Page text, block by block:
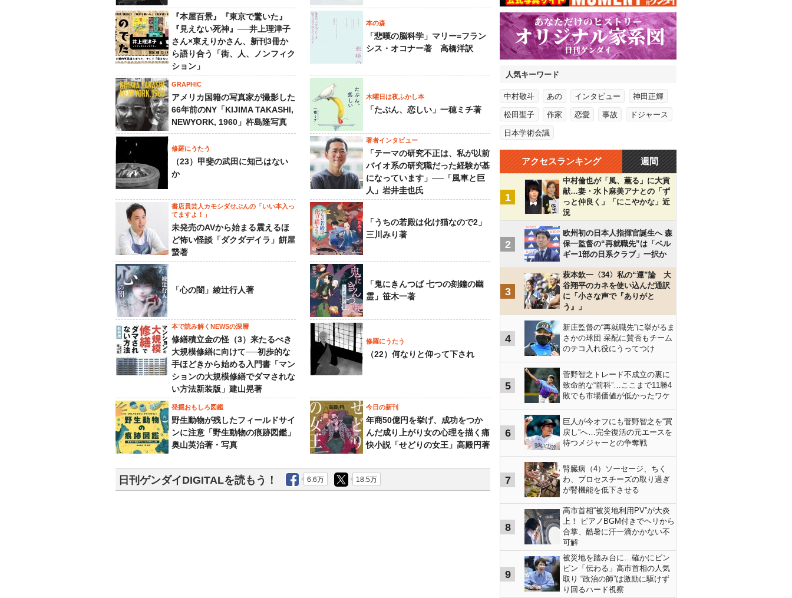
『本屋百景』『東京で驚いた』
『見えない死神』──井上理津子
さん×東えりかさん、新刊3冊か
ら語り合う「街、人、ノンフィク
ション」
本の森
「悲嘆の脳科学」マリー=フラン
シス・オコナー著 高橋洋訳
GRAPHIC
アメリカ国籍の写真家が撮影した
66年前のNY「KIJIMA TAKASHI,
NEWYORK, 1960」杵島隆写真
木曜日は夜ふかし本
「たぶん、恋しい」一穂ミチ著
修羅にうたう
（23）甲斐の武田に知己はない
か
著者インタビュー
「テーマの研究不正は、私が以前
バイオ系の研究職だった経験が基
になっています」──「風車と巨
人」岩井圭也氏
書店員芸人カモシダせぶんの「いい本入っ
てますよ！」
未発売のAVから始まる震えるほ
ど怖い怪談「ダクダデイラ」餠屋
䖸著
「うちの若殿は化け猫なので2」
三川みり著
「心の闇」綾辻行人著
「鬼にきんつば 七つの刻鐘の幽
霊」笹木一著
本で読み解くNEWSの深層
修繕積立金の怪（3）来たるべき
大規模修繕に向けて──初歩的な
手ほどきから始める入門書「マン
ションの大規模修繕でダマされな
い方法新装版」建山晃著
修羅にうたう
（22）何なりと仰って下され
発掘おもしろ図鑑
野生動物が残したフィールドサイ
ンに注意「野生動物の痕跡図鑑」
奥山英治著・写真
今日の新刊
年商50億円を挙げ、成功をつか
んだ成り上がり女の心理を描く痛
快小説「せどりの女王」高殿円著
日刊ゲンダイDIGITALを読もう！ 6.6万 18.5万
人気キーワード
中村敬斗 あの インタビュー 神田正輝
松田聖子 作家 恋愛 事故 ドジャース
日本学術会議
アクセスランキング 週間
1
中村倫也が「風、薫る」に大貢
献…妻・水卜麻美アナとの「ず
っと仲良く」「にこやかな」近
況
2
欧州初の日本人指揮官誕生へ 森
保一監督の“再就職先”は「ベル
ギー1部の日系クラブ」一択か
3
萩本欽一〈34〉私の“運”論 大
谷翔平のカネを使い込んだ通訳
に「小さな声で『ありがと
う』」
4
新庄監督の“再就職先”に挙がるま
さかの球団 采配に賛否もチーム
のテコ入れ役にうってつけ
5
菅野智之トレード不成立の裏に
致命的な“前科”…ここまで11勝4
敗でも市場価値が低かったワケ
6
巨人が今オフにも菅野智之を“買
戻し”へ…完全復活の元エースを
待つメジャーとの争奪戦
7
腎臓病（4）ソーセージ、ちく
わ、プロセスチーズの取り過ぎ
が腎機能を低下させる
8
高市首相“被災地利用PV”が大炎
上！ ピアノBGM付きでヘリから
合掌、酷暑に汗一滴かかない不
可解
9
被災地を踏み台に…確かにビン
ビン「伝わる」高市首相の人気
取り “政治の師”は激励に駆けず
り回るハード視察